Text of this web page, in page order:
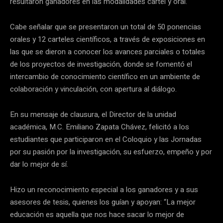
Cabe señalar que se presentaron un total de 50 ponencias
orales y 12 carteles científicos, a través de exposiciones en
las que se dieron a conocer los avances parciales o totales
de los proyectos de investigación, donde se fomentó el
intercambio de conocimiento científico en un ambiente de
colaboración y vinculación, con apertura al diálogo.
En su mensaje de clausura, el Director de la unidad
académica, M.C. Emiliano Zapata Chávez, felicitó a los
estudiantes que participaron en el Coloquio y las Jornadas
por su pasión por la investigación, su esfuerzo, empeño y por
dar lo mejor de sí.
Hizo un reconocimiento especial a los ganadores y a sus
asesores de tesis, quienes los guían y apoyan: “La mejor
educación es aquella que nos hace sacar lo mejor de